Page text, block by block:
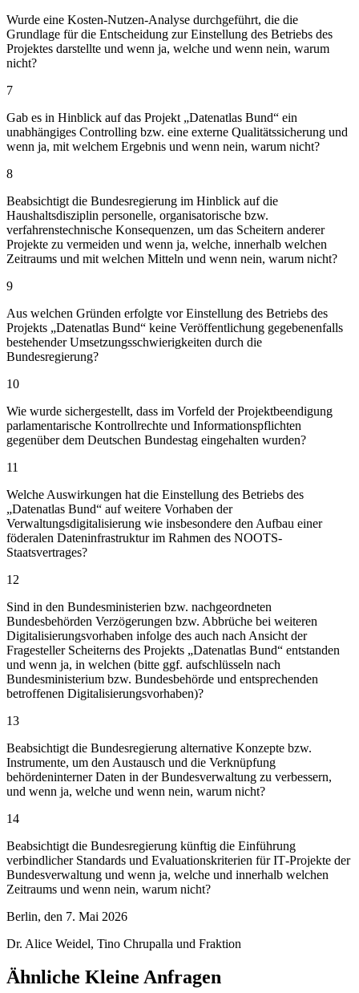
Wurde eine Kosten-Nutzen-Analyse durchgeführt, die die
Grundlage für die Entscheidung zur Einstellung des Betriebs des
Projektes darstellte und wenn ja, welche und wenn nein, warum
nicht?
7
Gab es in Hinblick auf das Projekt „Datenatlas Bund“ ein
unabhängiges Controlling bzw. eine externe Qualitätssicherung und
wenn ja, mit welchem Ergebnis und wenn nein, warum nicht?
8
Beabsichtigt die Bundesregierung im Hinblick auf die
Haushaltsdisziplin personelle, organisatorische bzw.
verfahrenstechnische Konsequenzen, um das Scheitern anderer
Projekte zu vermeiden und wenn ja, welche, innerhalb welchen
Zeitraums und mit welchen Mitteln und wenn nein, warum nicht?
9
Aus welchen Gründen erfolgte vor Einstellung des Betriebs des
Projekts „Datenatlas Bund“ keine Veröffentlichung gegebenenfalls
bestehender Umsetzungsschwierigkeiten durch die
Bundesregierung?
10
Wie wurde sichergestellt, dass im Vorfeld der Projektbeendigung
parlamentarische Kontrollrechte und Informationspflichten
gegenüber dem Deutschen Bundestag eingehalten wurden?
11
Welche Auswirkungen hat die Einstellung des Betriebs des
„Datenatlas Bund“ auf weitere Vorhaben der
Verwaltungsdigitalisierung wie insbesondere den Aufbau einer
föderalen Dateninfrastruktur im Rahmen des NOOTS-
Staatsvertrages?
12
Sind in den Bundesministerien bzw. nachgeordneten
Bundesbehörden Verzögerungen bzw. Abbrüche bei weiteren
Digitalisierungsvorhaben infolge des auch nach Ansicht der
Fragesteller Scheiterns des Projekts „Datenatlas Bund“ entstanden
und wenn ja, in welchen (bitte ggf. aufschlüsseln nach
Bundesministerium bzw. Bundesbehörde und entsprechenden
betroffenen Digitalisierungsvorhaben)?
13
Beabsichtigt die Bundesregierung alternative Konzepte bzw.
Instrumente, um den Austausch und die Verknüpfung
behördeninterner Daten in der Bundesverwaltung zu verbessern,
und wenn ja, welche und wenn nein, warum nicht?
14
Beabsichtigt die Bundesregierung künftig die Einführung
verbindlicher Standards und Evaluationskriterien für IT‑Projekte der
Bundesverwaltung und wenn ja, welche und innerhalb welchen
Zeitraums und wenn nein, warum nicht?
Berlin, den 7. Mai 2026
Dr. Alice Weidel, Tino Chrupalla und Fraktion
Ähnliche Kleine Anfragen